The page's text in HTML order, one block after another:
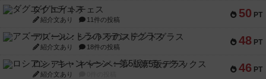
50 PT
ダグエイトチェス
紹介文あり 11件の投稿
48 PT
アズール：シントラのステンドグラス
紹介文あり 18件の投稿
46 PT
ロシアン・キャンペーン：第5版デラックス
紹介文あり